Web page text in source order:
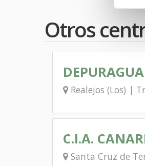
Otros
Realejos (Los) |
C.I.A.
Santa Cruz de